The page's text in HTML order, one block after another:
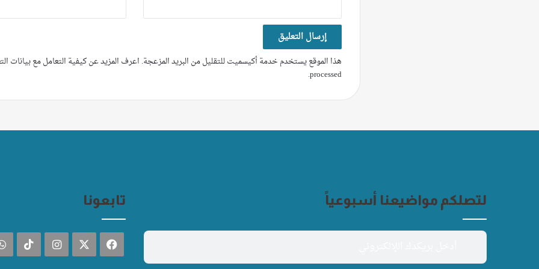
هذا الموقع يستخدم خدمة أكيسميت للتقليل من البريد المزعجة. اعرف المزيد عن كيفية التعامل مع بيانات
processed
.
لتصلكم مواضيعنا أسبوعياً تابعونا
فيسبوك انستقرام